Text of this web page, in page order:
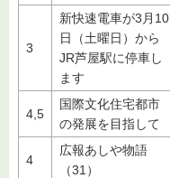
3
新快速電車が3月10
日（土曜日）から
JR芦屋駅に停車し
ます
4,5
国際文化住宅都市
の発展を目指して
4
広報あしや物語
（31）